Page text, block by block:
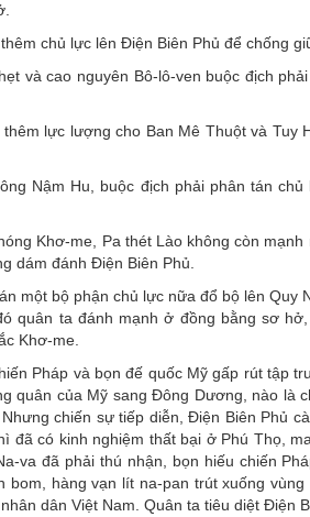
chủ lực lên Điện Biên Phủ để chống
và cao nguyên Bô-lô-ven buộc địch
lực lượng cho Ban Mê Thuột và Tuy
Nậm Hu, buộc địch phải phân tán chủ
Khơ-me, Pa thét Lào không còn mạnh
dám đánh Điện Biên Phủ.
một bộ phận chủ lực nữa đổ bộ lên Quy
quân ta đánh mạnh ở đồng bằng sơ
Khơ-me.
Pháp và bọn đế quốc Mỹ gấp rút tập
quân của Mỹ sang Đông Dương, nào là
chiến sự tiếp diễn, Điện Biên Phủ
đã có kinh nghiệm thất bại ở Phú Thọ,
va đã phải thú nhận, bọn hiếu chiến
hàng vạn lít na-pan trút xuống
dân Việt Nam. Quân ta tiêu diệt Điện